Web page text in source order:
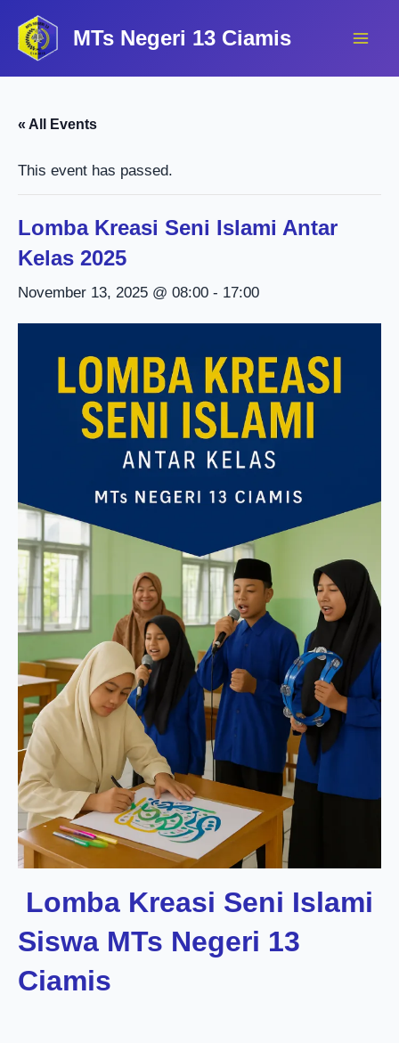
Lewati
konten
MTs Negeri 13 Ciamis
« All Events
This event has passed.
Lomba Kreasi Seni Islami Antar
Kelas 2025
November 13, 2025 @ 08:00 - 17:00
Lomba Kreasi Seni Islami
Siswa MTs Negeri 13
Ciamis